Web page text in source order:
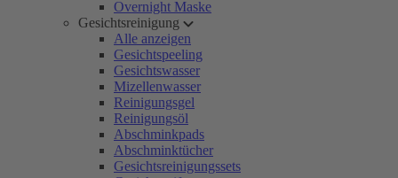
Overnight Maske
Gesichtsreinigung
Alle anzeigen
Gesichtspeeling
Gesichtswasser
Mizellenwasser
Reinigungsgel
Reinigungsöl
Abschminkpads
Abschminktücher
Gesichtsreinigungssets